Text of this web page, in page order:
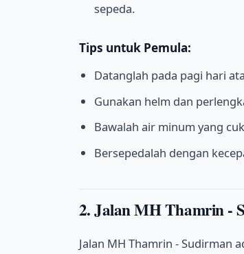
sepeda.
Tips untuk Pemula:
Datanglah pada pagi hari
Gunakan helm dan
Bawalah air minum yang
Bersepedalah dengan
2. Jalan MH Thamrin -
Jalan MH Thamrin - Sudirman